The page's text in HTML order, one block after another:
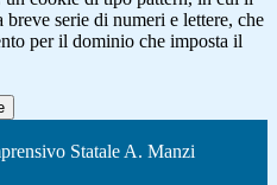
breve serie di numeri e lettere, che
per il dominio che imposta il
Statale A. Manzi